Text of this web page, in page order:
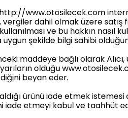
http://www.otosilecek.com
vergiler dahil olmak üzere satış
kullanılması ve bu hakkın
uygun şekilde bilgi sahibi
maddeye bağlı olarak
olduğu
beyan eder.
aldığı ürünü iade etmek
iade etmeyi kabul ve taahhüt